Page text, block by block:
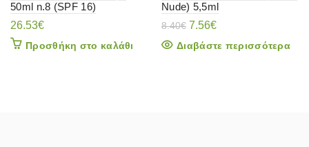
50ml n.8 (SPF 16)
26.53€
Προσθήκη στο καλάθι
Nude) 5,5ml
8.40€ Original
was:
7.56€Η
τιμή
Διαβάστε περισσότερα